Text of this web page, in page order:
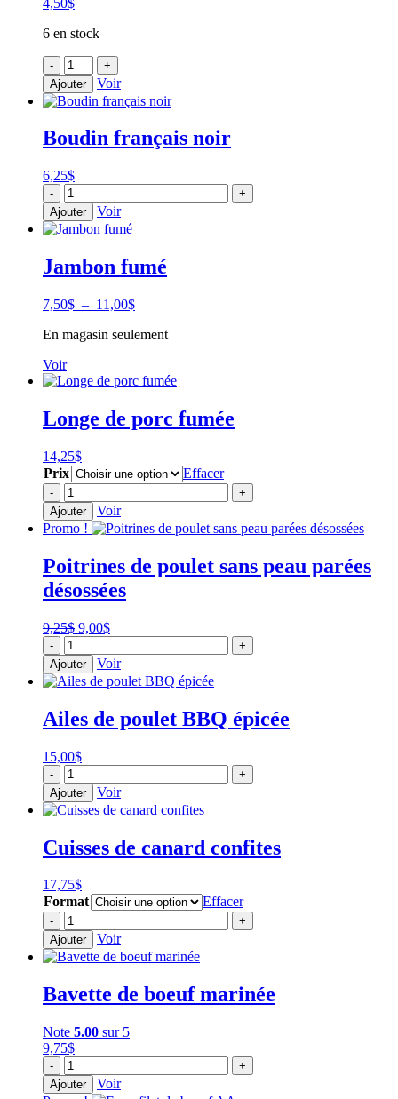
6 en stock
-
quantité
de
Boudin
blanc
truffé
+
Ajouter
Voir
Boudin français noir
6,25$
-
quantité
de
Boudin
français
+
Ajouter
Voir
Jambon fumé
7,50$ – 11,00$Plage
prix :
11,00$
En magasin seulement
Voir
Longe de porc fumée
14,25$
Prix
Effacer
-
quantité
de
Longe
de
fumée
+
Ajouter
Voir
Promo !
Poitrines de poulet sans peau parées
désossées
9,25$ Le
initial
était :
9,25$.
9,00$Le
actuel
est :
9,00$.
-
quantité
de
Poitrines
de
sans
parées
désossées
+
Ajouter
Voir
Ailes de poulet BBQ épicée
15,00$
-
quantité
de
Ailes
de
BBQ
+
Ajouter
Voir
Cuisses de canard confites
17,75$
Format
Effacer
-
quantité
de
Cuisses
de
confites
+
Ajouter
Voir
Bavette de boeuf marinée
Note 5.00 sur 5
9,75$
-
quantité
de
Bavette
+
Ajouter
Voir